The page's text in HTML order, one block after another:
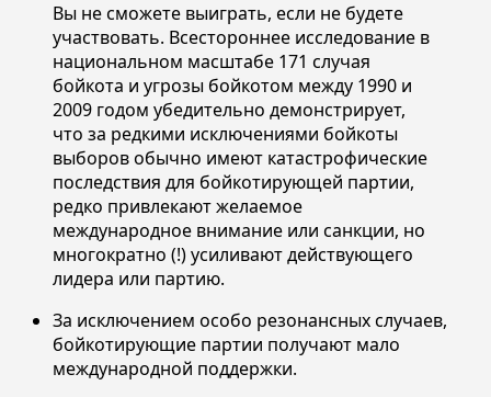
Вы не сможете выиграть, если не будете
участвовать. Всестороннее исследование в
национальном масштабе 171 случая
бойкота и угрозы бойкотом между 1990 и
2009 годом убедительно демонстрирует,
что за редкими исключениями бойкоты
выборов обычно имеют катастрофические
последствия для бойкотирующей партии,
редко привлекают желаемое
международное внимание или санкции, но
многократно (!) усиливают действующего
лидера или партию.
За исключением особо резонансных случаев,
бойкотирующие партии получают мало
международной поддержки.